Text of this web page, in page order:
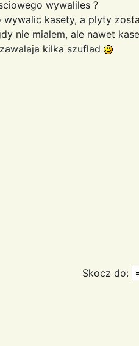
wywaliles ?
wywalic kasety, a plyty
nie mialem, ale nawet
kilka szuflad
Skocz do: